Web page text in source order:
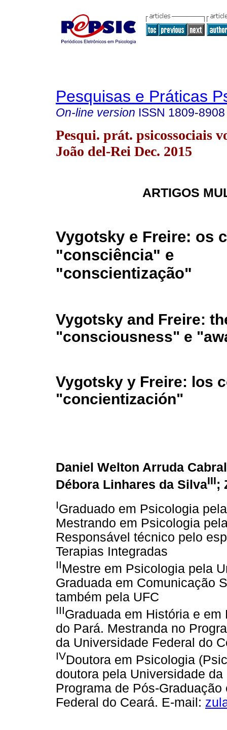
Pesquisas e Práticas
On-line version ISSN 1809-8908
Pesqui. prát. psicossociais
João del-Rei Dec. 2015
ARTIGOS
Vygotsky e Freire: os
"consciência" e
"conscientização"
Vygotsky and Freire:
"consciousness" e
Vygotsky y Freire: los
"concientización"
Daniel Welton Arruda Cabral
Débora Linhares da SilvaIII;
IGraduado em Psicologia
Mestrando em Psicologia
Responsável técnico pelo
Terapias Integradas
IIMestre em Psicologia pela
Graduada em Comunicação
também pela UFC
IIIGraduada em História e
do Pará. Mestranda no
da Universidade Federal do
IVDoutora em Psicologia
doutora pela Universidade
Programa de Pós-
Federal do Ceará. E-mail: